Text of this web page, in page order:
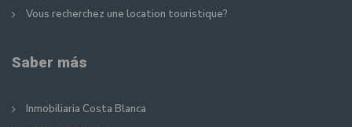
Vous recherchez une location touristique?
Saber más
Inmobiliaria Costa Blanca